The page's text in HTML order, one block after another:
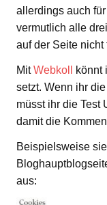
allerdings auch
vermutlich alle
auf der Seite nicht
MitWebkoll
könnt
setzt. Wenn ihr
müsst ihr die Test
damit die
Beispielsweise
aus: